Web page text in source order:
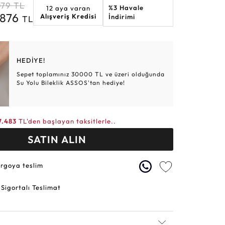
Elmas Bilezikler
Altın Tesbihler
Altın Hasır Setler
Violet Burç
TL
TL
12 aya varan
Alışveriş Kredisi
%3 Havale
İndirimi
HEDİYE!
Sepet toplamınız 30000 TL ve üzeri olduğunda
Su Yolu Bileklik ASSOS'tan hediye!
TL'den başlayan taksitlerle..
SATIN ALIN
teslim
Teslimat